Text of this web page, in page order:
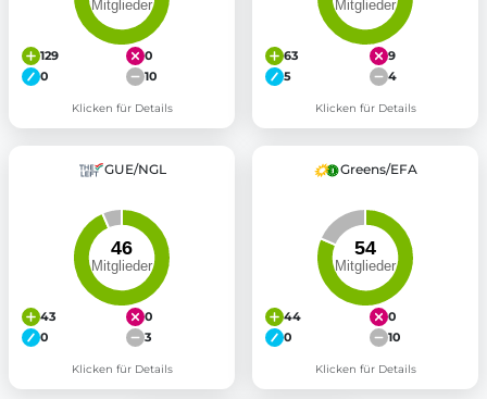
129
0
0
10
Klicken für Details
63
9
5
4
Klicken für Details
GUE/NGL
43
0
0
3
Klicken für Details
Greens/EFA
44
0
0
10
Klicken für Details